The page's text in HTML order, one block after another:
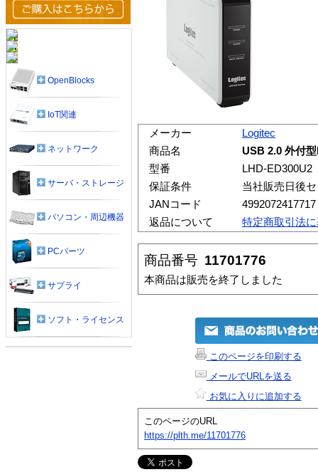
メーカー
Logitec
商品名
USB 2.0 外付
型番
LHD-ED300U2
保証条件
当社販売日後
JANコード
4992072417717
返品について
特定商取引法
商品番号 11701776
本商品は販売を終了しました
このページを印刷する
メールでURLを送る
お気に入りに追加する
このページのURL
https://plth.me/11701776
OpenBlocks
IoT関連
ネットワーク
サーバ・ストレージ
パソコン・周辺機器
PCパーツ
サプライ
ソフト・ライセンス